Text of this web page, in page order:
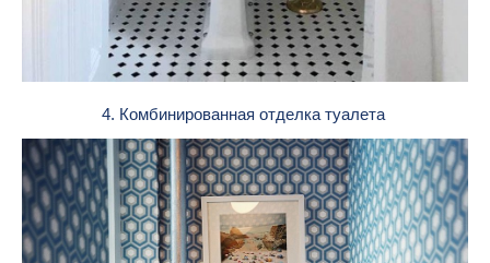
4. Комбинированная отделка туалета